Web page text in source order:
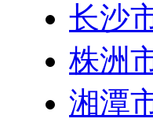
长沙
株洲
湘潭